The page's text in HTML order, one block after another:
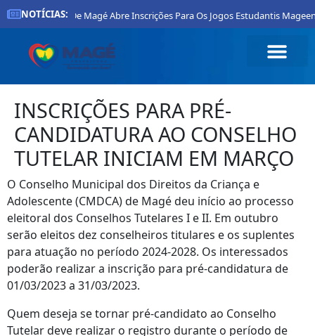
NOTÍCIAS:
Prefeitura De Magé Abre Inscrições Para Os Jogos Estudantis
INSCRIÇÕES PARA PRÉ-
CANDIDATURA AO CONSELHO
TUTELAR INICIAM EM MARÇO
O Conselho Municipal dos Direitos da Criança e
Adolescente (CMDCA) de Magé deu início ao processo
eleitoral dos Conselhos Tutelares I e II. Em outubro
serão eleitos dez conselheiros titulares e os suplentes
para atuação no período 2024-2028. Os interessados
poderão realizar a inscrição para pré-candidatura de
01/03/2023 a 31/03/2023.
Quem deseja se tornar pré-candidato ao Conselho
Tutelar deve realizar o registro durante o período de